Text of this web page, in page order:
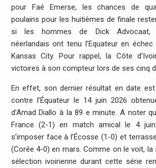
pour Faé Emerse, les chances de
poulains pour les huitièmes de finale
si les hommes de Dick Advocaat,
néerlandais ont tenu l’Equateur en
Kansas City. Pour rappel, la Côte
victoires à son compteur lors de ses cinq
En effet, son dernier résultat en date
contre l’Équateur le 14 juin 2026
d’Amad Diallo à la 89 e minute. A noter
France (2-1) en match amical le 4
s’imposer face à l’Écosse (1-0) et
(Corée 4-0) en mars. Comme on le voit, la
sélection ivoirienne durant cette série